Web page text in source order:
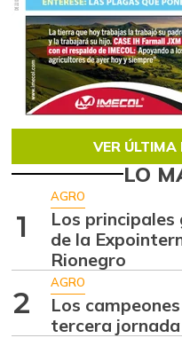
VER ÚLTIMA
LO
1
AGRO
Los principales
de la
Rionegro
2
AGRO
Los
tercera